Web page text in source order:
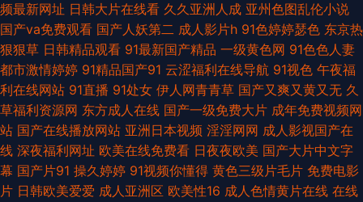
合网 亚洲欧美自拍一区 福利导航国产91 少妇干14P 91九色蝌蚪国产 日久AV
91污秽版 久荜中文字摹 五月亭亭A 91色精品网站 国产精品96福利网 日韩性
爱QV 爱豆传媒麻豆村映画 日韩伦理视频在线观看 91堂天 久久麻豆精品店
香蕉视频色片 91视频人口 国产探花传媒 日韩手机午夜专区 91自拍论坛地址
日肏导航 91视频合集 国内精品久久98 伊人网在9线 91资源人人草 久9久9久
频最新网址 日韩大片在线看 久久亚洲人成 亚州色图乱伦小说
国产va免费观看 国产人妖第二 成人影片h 91色婷婷瑟色 东京热
狠狠草 日韩精品观看 91最新国产精品 一级黄色网 91色色人妻
都市激情婷婷 91精品国产91 云涩福利在线导航 91视色 午夜福
利在线网站 91直播 91处女 伊人网青青草 国产又爽又黄又无 久
草福利资源网 东方成人在线 国产一级免费大片 成年免费视频网
站 国产在线播放网站 亚洲日本视频 淫淫网网 成人影视国产在
线 深夜福利网址 欧美在线免费看 日夜夜欧美 国产大片中文字
幕 国产片91 操久婷婷 91视频你懂得 黄色三级片毛片 免费电影
片 日韩欧美爱爱 成人亚洲区 欧美性16 成人色情黄片在线 在线